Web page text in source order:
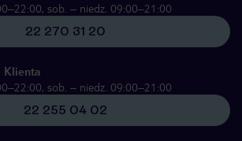
sob. – niedz. 09:00–21:00
22 270 31 20
Klienta
sob. – niedz. 09:00–21:00
22 255 04 02